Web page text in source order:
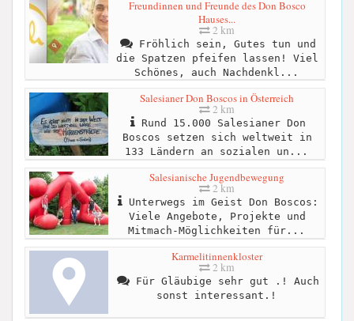
Freundinnen und Freunde des Don Bosco
Hauses...
2 km
Fröhlich sein, Gutes tun und
die Spatzen pfeifen lassen! Viel
Schönes, auch Nachdenkl...
Salesianer Don Boscos in Österreich
2 km
Rund 15.000 Salesianer Don
Boscos setzen sich weltweit in
133 Ländern an sozialen un...
Salesianische Jugendbewegung
2 km
Unterwegs im Geist Don Boscos:
Viele Angebote, Projekte und
Mitmach-Möglichkeiten für...
Karmelitinnenkloster
2 km
Für Gläubige sehr gut .! Auch
sonst interessant.!